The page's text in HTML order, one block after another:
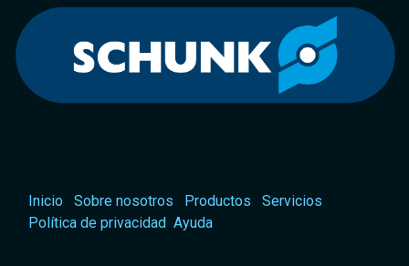
Inicio Sobre nosotros Productos
Servicios
Política de privacidad Ayuda